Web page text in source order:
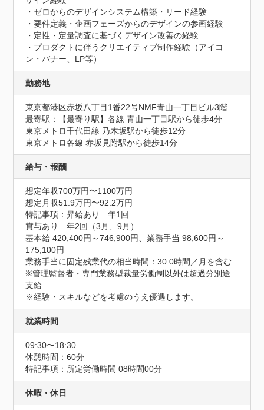
・ゼロからのデザインシステム構築・リード経験
・要件定義・企画フェーズからのデザインの参画経験
・定性・定量調査に基づくデザイン改善の経験
・プロダクトに伴うクリエイティブ制作経験（アイコ
ン・バナー、LP等）
勤務地
東京都港区赤坂八丁目1番22号NMF青山一丁目ビル3階
最寄駅：【最寄り駅】各線 青山一丁目駅から徒歩4分
東京メトロ千代田線 乃木坂駅から徒歩12分
東京メトロ各線 赤坂見附駅から徒歩14分
給与・報酬
想定年収700万円〜1100万円
想定月収51.9万円〜92.2万円
特記事項：昇給あり　年1回
賞与あり　年2回（3月、9月）
基本給 420,400円～746,900円、業務手当 98,600円～
175,100円
業務手当に固定残業代の相当時間：30.0時間／月を含む
※管理監督者・専門業務型裁量労働制以外は超過分別途
支給
※経験・スキルなどを考慮のうえ優遇します。
就業時間
09:30〜18:30
休憩時間：60分
特記事項：所定労働時間 08時間00分
休暇・休日